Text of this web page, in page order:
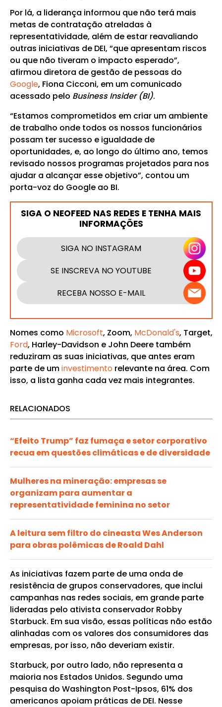
Por lá, a liderança informou que não terá mais
metas de contratação atreladas à
representatividade, além de estar reavaliando
outras iniciativas de DEI, “que apresentam riscos
ou que não tiveram o impacto esperado”,
afirmou diretora de gestão de pessoas do
Google, Fiona Cicconi, em um comunicado
acessado pelo Business Insider (BI).
“Estamos comprometidos em criar um ambiente
de trabalho onde todos os nossos funcionários
possam ter sucesso e igualdade de
oportunidades, e, ao longo do último ano, temos
revisado nossos programas projetados para nos
ajudar a alcançar esse objetivo”, contou um
porta-voz do Google ao BI.
SIGA O NEOFEED NAS REDES E TENHA MAIS
INFORMAÇÕES
SIGA NO INSTAGRAM
SE INSCREVA NO YOUTUBE
RECEBA NOSSO E-MAIL
Nomes como Microsoft, Zoom, McDonald's, Target,
Ford, Harley-Davidson e John Deere também
reduziram as suas iniciativas, que antes eram
parte de uminvestimentorelevante na área. Com
isso, a lista ganha cada vez mais integrantes.
RELACIONADOS
“Efeito Trump” faz fumaça e setor corporativo
recua em questões climáticas e de diversidade
Mulheres na mineração: empresas se
organizam para aumentar a
representatividade feminina no setor
A leitura sem filtro do cineasta Wes Anderson
para obras polêmicas de Roald Dahl
As iniciativas fazem parte de uma onda de
resistência de grupos conservadores, que inclui
campanhas nas redes sociais, em grande parte
lideradas pelo ativista conservador Robby
Starbuck. Em sua visão, essas políticas não estão
alinhadas com os valores dos consumidores das
empresas, por isso, não deveriam existir.
Starbuck, por outro lado, não representa a
maioria nos Estados Unidos. Segundo uma
pesquisa do Washington Post-Ipsos, 61% dos
americanos apoiam práticas de DEI. Nesse